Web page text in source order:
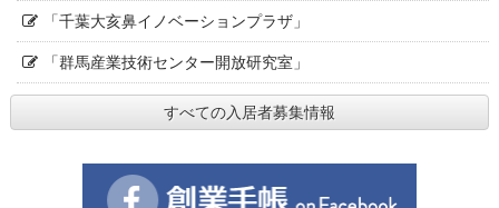
「千葉大亥鼻イノベーションプラザ」
「群馬産業技術センター開放研究室」
すべての入居者募集情報